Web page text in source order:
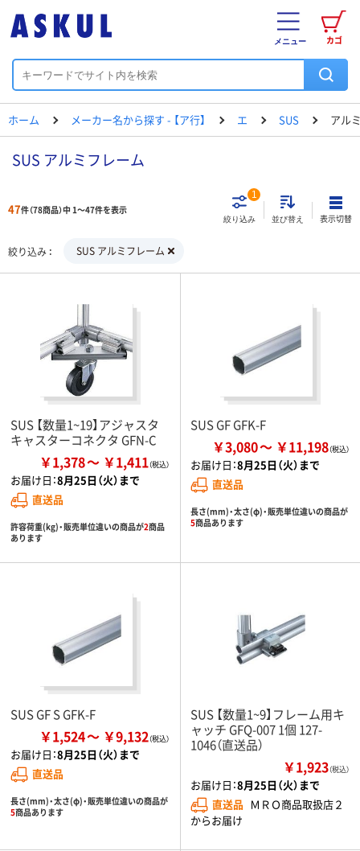
カゴ
メニュー
ホーム メーカー名から探す - 【ア行】 エ SUS アル
SUS アルミフレーム
47件（78商品）中 1～47件を表示
絞り込み
1
並び替え 表示切替
絞り込み SUS アルミフレーム
SUS 【数量1~19】アジャスタ
キャスターコネクタ GFN-C
￥1,378 ￥1,411
お届け日：8月25日（火）まで
直送品
許容荷重(kg)・販売単位違いの商品が2商品
あります
SUS GF GFK-F
￥3,080 ￥11,198
お届け日：8月25日（火）まで
直送品
長さ(mm)・太さ(φ)・販売単位違いの商品が
5商品あります
SUS GF S GFK-F
￥1,524 ￥9,132
お届け日：8月25日（火）まで
直送品
長さ(mm)・太さ(φ)・販売単位違いの商品が
5商品あります
SUS 【数量1~9】フレーム用キ
ャッチ GFQ-007 1個 127-
1046（直送品）
￥1,923（税込）
お届け日：8月25日（火）まで
直送品 ＭＲＯ商品取扱店２
からお届け